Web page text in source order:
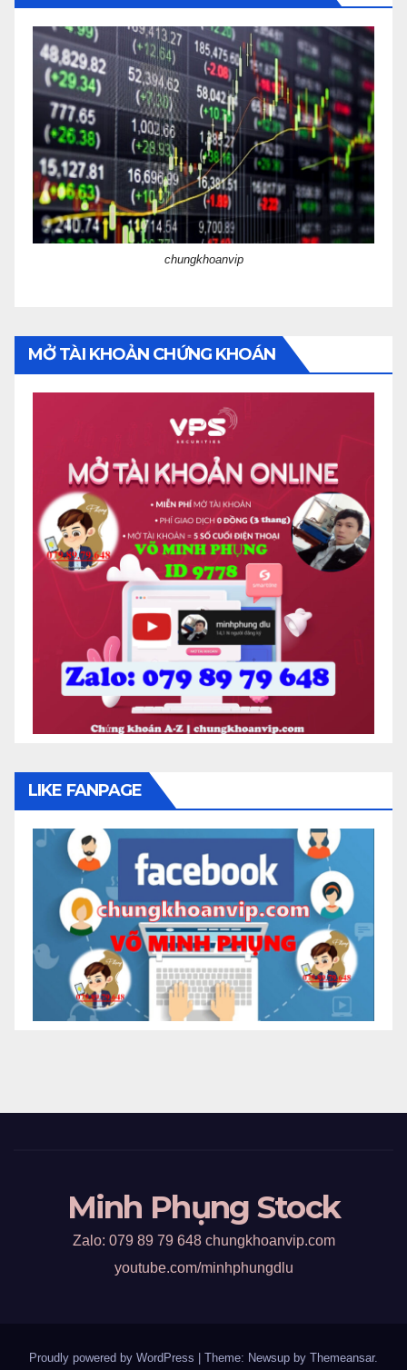
chungkhoanvip
MỞ TÀI KHOẢN CHỨNG KHOÁN
LIKE FANPAGE
Minh Phụng Stock
Zalo: 079 89 79 648 chungkhoanvip.com
youtube.com/minhphungdlu
Proudly powered by WordPress Theme: Newsup by Themeansar.